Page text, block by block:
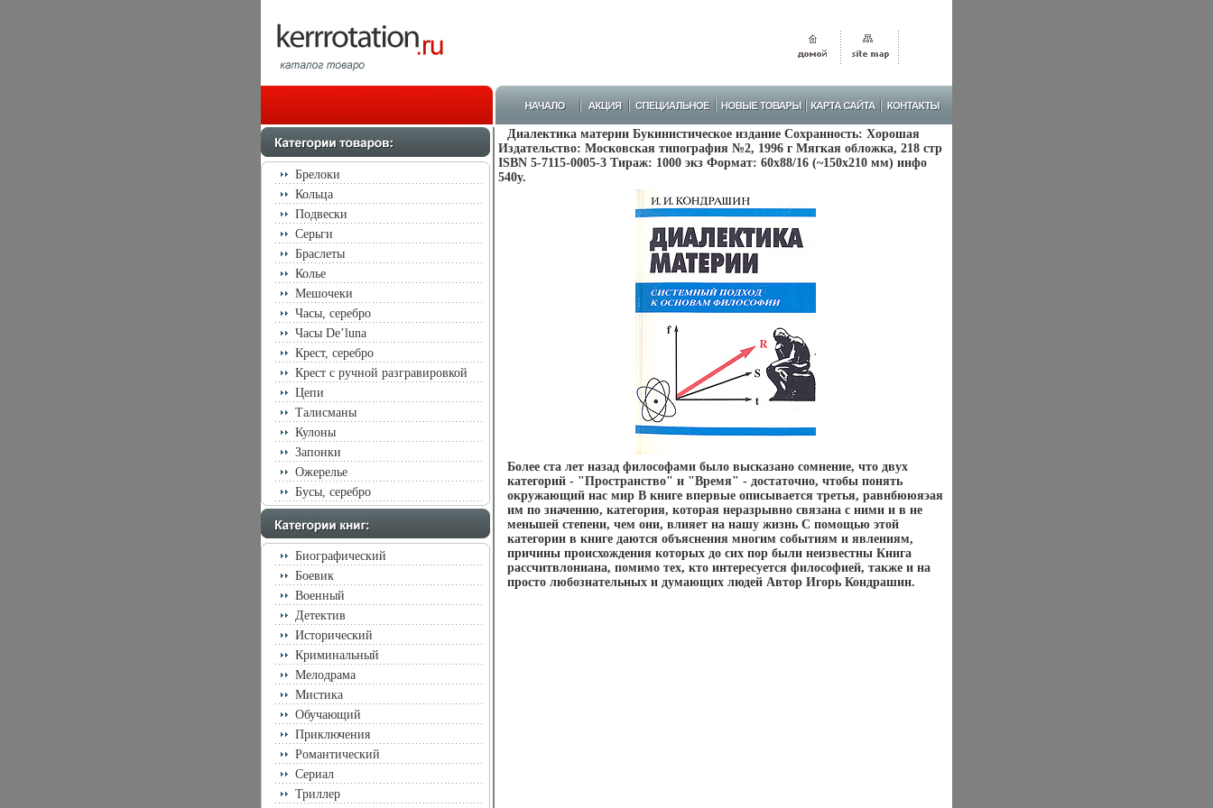
Брелоки
Кольца
Подвески
Серьги
Браслеты
Колье
Мешочеки
Часы, серебро
Часы De’luna
Крест, серебро
Крест с ручной разгравировкой
Цепи
Талисманы
Кулоны
Запонки
Ожерелье
Бусы, серебро
Биографический
Боевик
Военный
Детектив
Исторический
Криминальный
Мелодрама
Мистика
Обучающий
Приключения
Романтический
Сериал
Триллер
Диалектика материи Букинистическое издание Сохранность: Хорошая
Издательство: Московская типография №2, 1996 г Мягкая обложка, 218 стр
ISBN 5-7115-0005-3 Тираж: 1000 экз Формат: 60x88/16 (~150x210 мм) инфо
540y.
Более ста лет назад философами было высказано сомнение, что двух
категорий - "Пространство" и "Время" - достаточно, чтобы понять
окружающий нас мир В книге впервые описывается третья, равнбююяэая
им по значению, категория, которая неразрывно связана с ними и в не
меньшей степени, чем они, влияет на нашу жизнь С помощью этой
категории в книге даются объяснения многим событиям и явлениям,
причины происхождения которых до сих пор были неизвестны Книга
рассчитвлониана, помимо тех, кто интересуется философией, также и на
просто любознательных и думающих людей Автор Игорь Кондрашин.